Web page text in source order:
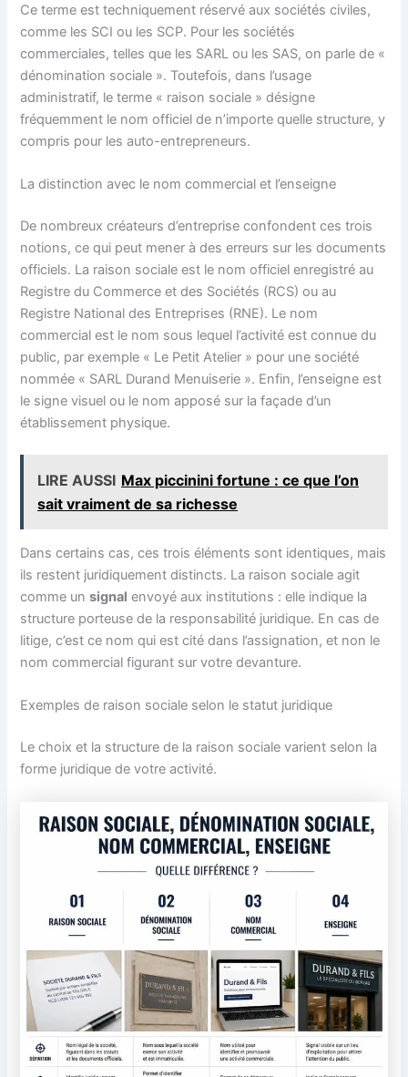
Ce terme est techniquement réservé aux sociétés civiles,
comme les SCI ou les SCP. Pour les sociétés
commerciales, telles que les SARL ou les SAS, on parle de «
dénomination sociale ». Toutefois, dans l’usage
administratif, le terme « raison sociale » désigne
fréquemment le nom officiel de n’importe quelle structure, y
compris pour les auto-entrepreneurs.
La distinction avec le nom commercial et l’enseigne
De nombreux créateurs d’entreprise confondent ces trois
notions, ce qui peut mener à des erreurs sur les documents
officiels. La raison sociale est le nom officiel enregistré au
Registre du Commerce et des Sociétés (RCS) ou au
Registre National des Entreprises (RNE). Le nom
commercial est le nom sous lequel l’activité est connue du
public, par exemple « Le Petit Atelier » pour une société
nommée « SARL Durand Menuiserie ». Enfin, l’enseigne est
le signe visuel ou le nom apposé sur la façade d’un
établissement physique.
LIRE AUSSI Max piccinini fortune : ce que l’on
sait vraiment de sa richesse
Dans certains cas, ces trois éléments sont identiques, mais
ils restent juridiquement distincts. La raison sociale agit
comme unsignal envoyé aux institutions : elle indique la
structure porteuse de la responsabilité juridique. En cas de
litige, c’est ce nom qui est cité dans l’assignation, et non le
nom commercial figurant sur votre devanture.
Exemples de raison sociale selon le statut juridique
Le choix et la structure de la raison sociale varient selon la
forme juridique de votre activité.